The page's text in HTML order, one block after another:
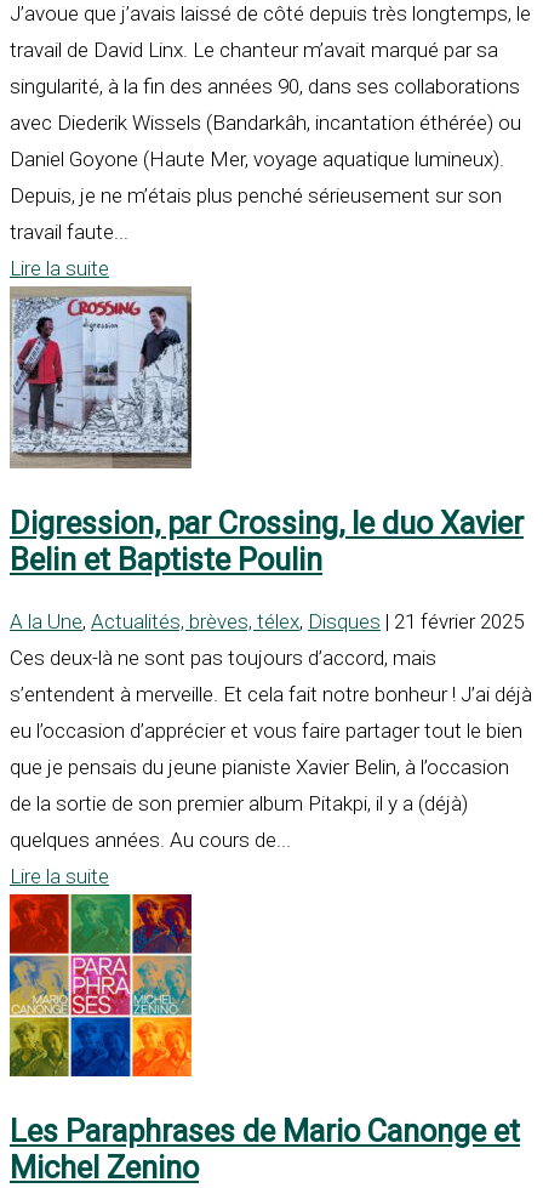
J’avoue que j’avais laissé de côté depuis très longtemps, le
travail de David Linx. Le chanteur m’avait marqué par sa
singularité, à la fin des années 90, dans ses collaborations
avec Diederik Wissels (Bandarkâh, incantation éthérée) ou
Daniel Goyone (Haute Mer, voyage aquatique lumineux).
Depuis, je ne m’étais plus penché sérieusement sur son
travail faute...
Lire la suite
Digression, par Crossing, le duo Xavier
Belin et Baptiste Poulin
A la Une, Actualités, brèves, télex, Disques | 21 février 2025
Ces deux-là ne sont pas toujours d’accord, mais
s’entendent à merveille. Et cela fait notre bonheur ! J’ai déjà
eu l’occasion d’apprécier et vous faire partager tout le bien
que je pensais du jeune pianiste Xavier Belin, à l’occasion
de la sortie de son premier album Pitakpi, il y a (déjà)
quelques années. Au cours de...
Lire la suite
Les Paraphrases de Mario Canonge et
Michel Zenino